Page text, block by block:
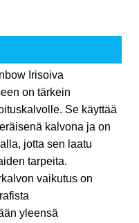
Irisoiva
on tärkein
Se käyttää
kalvona ja on
jotta sen laatu
tarpeita.
vaikutus on
yleensä